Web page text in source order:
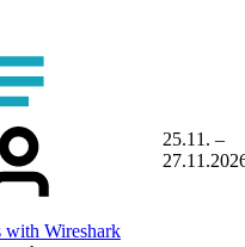
with Wireshark
25.11. –